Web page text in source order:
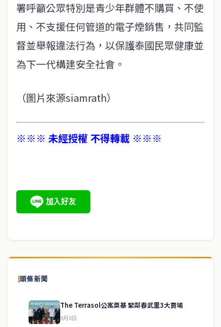
署呼籲公眾特別是青少年群體不購買、不使
用、不支援任何管道的電子煙銷售，共同監
督並舉報違法行為，以保護泰國民眾健康並
為下一代構建安全社會。
（圖片來源siamrath）
※※※ 未經授權 不得轉載 ※※※
頭條新聞
The Terrasol公寓奠基 緊鄰春武里3大賣場
8月8日